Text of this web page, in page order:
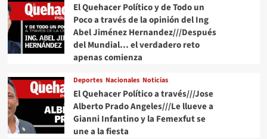
El Quehacer Político y de Todo un
Poco a través de la opinión del Ing
Abel Jiménez Hernandez///Después
del Mundial… el verdadero reto
apenas comienza
Deportes Nacionales Noticias
El Quehacer Político a través///Jose
Alberto Prado Angeles///Le llueve a
Gianni Infantino y la Femexfut se
une a la fiesta